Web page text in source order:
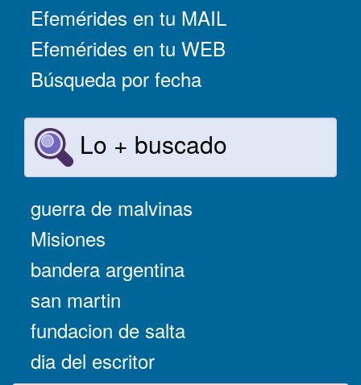
Efemérides en tu MAIL
Efemérides en tu WEB
Búsqueda por fecha
Lo + buscado
guerra de malvinas
Misiones
bandera argentina
san martin
fundacion de salta
dia del escritor